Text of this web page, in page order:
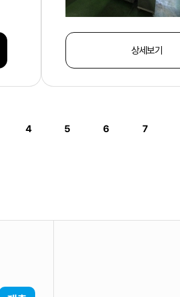
상세보기
4
페이지
5
페이지
6
페이지
7
페이지